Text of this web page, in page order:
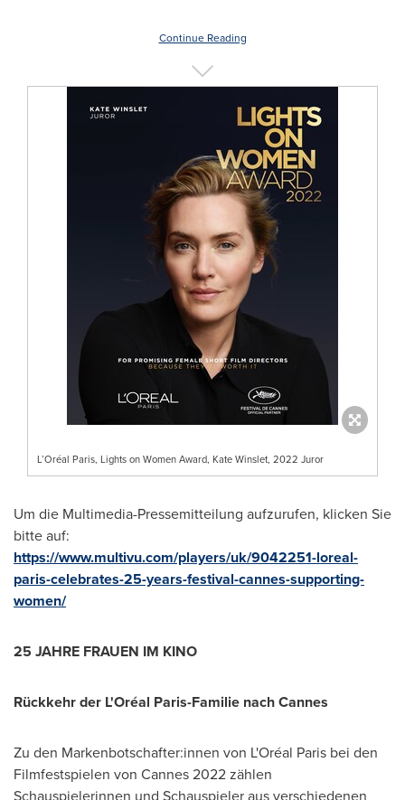
Continue Reading
L’Oréal Paris, Lights on Women Award, Kate Winslet, 2022 Juror
Um die Multimedia-Pressemitteilung aufzurufen, klicken Sie
bitte auf:
https://www.multivu.com/players/uk/9042251-loreal-
paris-celebrates-25-years-festival-cannes-supporting-
women/
25 JAHRE FRAUEN IM KINO
Rückkehr der L'Oréal Paris-Familie nachCannes
Zu den Markenbotschafter:innen von L'Oréal Paris bei den
Filmfestspielen von Cannes2022 zählen
Schauspielerinnen und Schauspieler aus verschiedenen